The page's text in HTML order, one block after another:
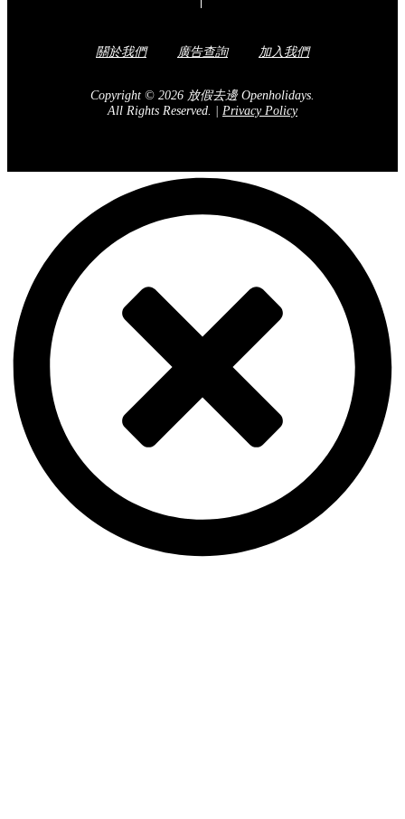
關於我們 廣告查詢 加入我們
Copyright © 2026 放假去邊 Openholidays.
All Rights Reserved.
Privacy Policy